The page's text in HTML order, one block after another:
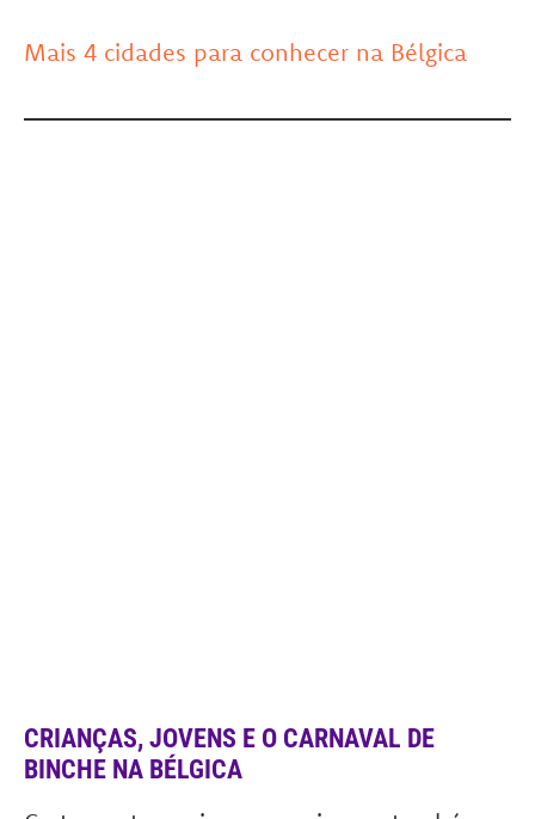
Mais 4 cidades para conhecer na Bélgica
CRIANÇAS, JOVENS E O CARNAVAL DE
BINCHE NA BÉLGICA